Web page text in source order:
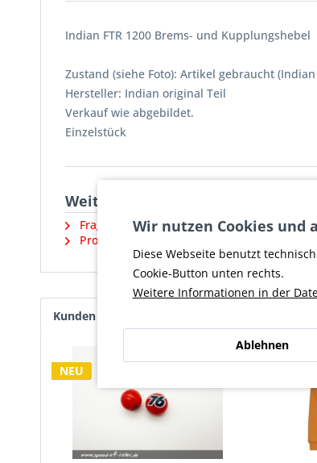
Indian FTR 1200 Brems- und Kupplungshebel
Zustand (siehe Foto): Artikel gebraucht (Indian
Hersteller: Indian original Teil
Verkauf wie abgebildet.
Einzelstück
Weiterführende Links zu "Indian
Fragen zum Artikel?
Produktsicherheit und weitere Artikel vom
Kunden haben sich ebenfalls angesehen
NEU
Wir nutzen Cookies und
Diese Webseite benutzt
Cookie-Button unten rechts.
Weitere Informationen in der
Ablehnen